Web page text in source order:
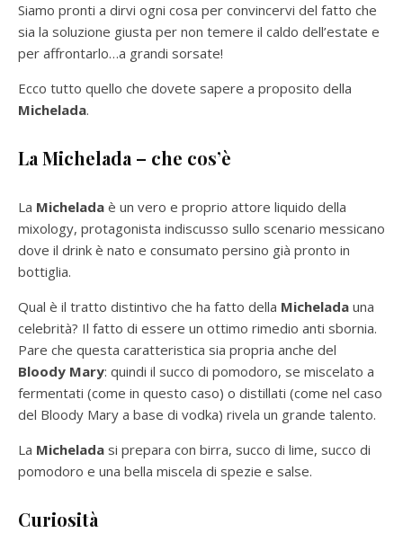
Siamo pronti a dirvi ogni cosa per convincervi del fatto che
sia la soluzione giusta per non temere il caldo dell’estate e
per affrontarlo…a grandi sorsate!
Ecco tutto quello che dovete sapere a proposito della
Michelada.
La Michelada – che cos’è
La Michelada è un vero e proprio attore liquido della
mixology, protagonista indiscusso sullo scenario messicano
dove il drink è nato e consumato persino già pronto in
bottiglia.
Qual è il tratto distintivo che ha fatto della Michelada una
celebrità? Il fatto di essere un ottimo rimedio anti sbornia.
Pare che questa caratteristica sia propria anche del
Bloody Mary: quindi il succo di pomodoro, se miscelato a
fermentati (come in questo caso) o distillati (come nel caso
del Bloody Mary a base di vodka) rivela un grande talento.
La Michelada si prepara con birra, succo di lime, succo di
pomodoro e una bella miscela di spezie e salse.
Curiosità